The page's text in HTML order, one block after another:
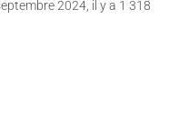
2024, il y a 1 318